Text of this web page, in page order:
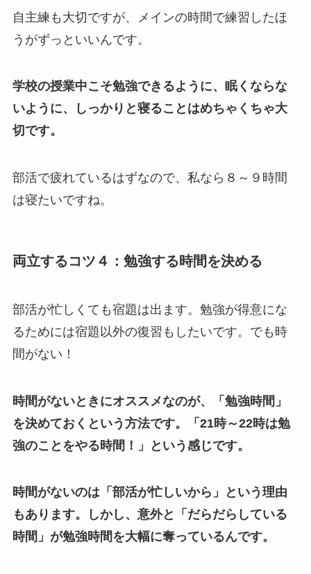
自主練も大切ですが、メインの時間で練習したほ
うがずっといいんです。
学校の授業中こそ勉強できるように、眠くならな
いように、しっかりと寝ることはめちゃくちゃ大
切です。
部活で疲れているはずなので、私なら８～９時間
は寝たいですね。
両立するコツ４：勉強する時間を決める
部活が忙しくても宿題は出ます。勉強が得意にな
るためには宿題以外の復習もしたいです。でも時
間がない！
時間がないときにオススメなのが、「勉強時間」
を決めておくという方法です。「21時～22時は勉
強のことをやる時間！」という感じです。
時間がないのは「部活が忙しいから」という理由
もあります。しかし、意外と「だらだらしている
時間」が勉強時間を大幅に奪っているんです。